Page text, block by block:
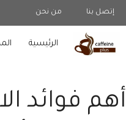
إتصل بنا من نحن
الرئيسية